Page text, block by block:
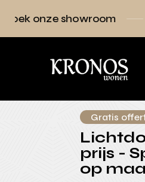
5 dagen per
Gratis
prijs -
op